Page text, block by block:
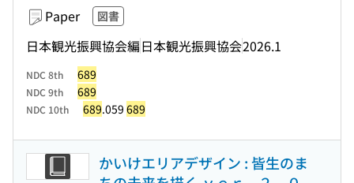
Paper 図書
日本観光振興協会編日本観光振興協会2026.1
NDC 8th 689
NDC 9th 689
NDC 10th 689.059 689
かいけエリアデザイン : 皆生のま